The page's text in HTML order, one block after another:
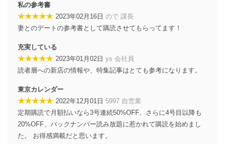
外部からの不正アクセス等の防止
個人データを取り扱う機器等のオペレーティング
個人データを取り扱う機器等にセキュリティ対策
ソフトウェア等を導入し、自動更新 機能等の活用
により、これを最新状態としています。
メール等により個人データの含まれるファイルを
送信する場合に、当該ファイルへのパスワードを
設定しています。
個人情報保護マネジメントシステムの継続的改善
私の参考書
★★★★★ 2023年02月16日 ので 課長
妻とのデートの参考書として購読させてもらってます！
充実している
★★★★★ 2023年01月02日 ys 会社員
読者層への新店の情報や、特集記事はとても参考になります。
東京カレンダー
★★★★★ 2022年12月01日 5997 自営業
定期購読で月額払いなら3号連続50%OFF、さらに4号目以降も
20%OFF、バックナンバー読み放題に惹かれて購読を始めまし
た。 お得感満載だと思います。